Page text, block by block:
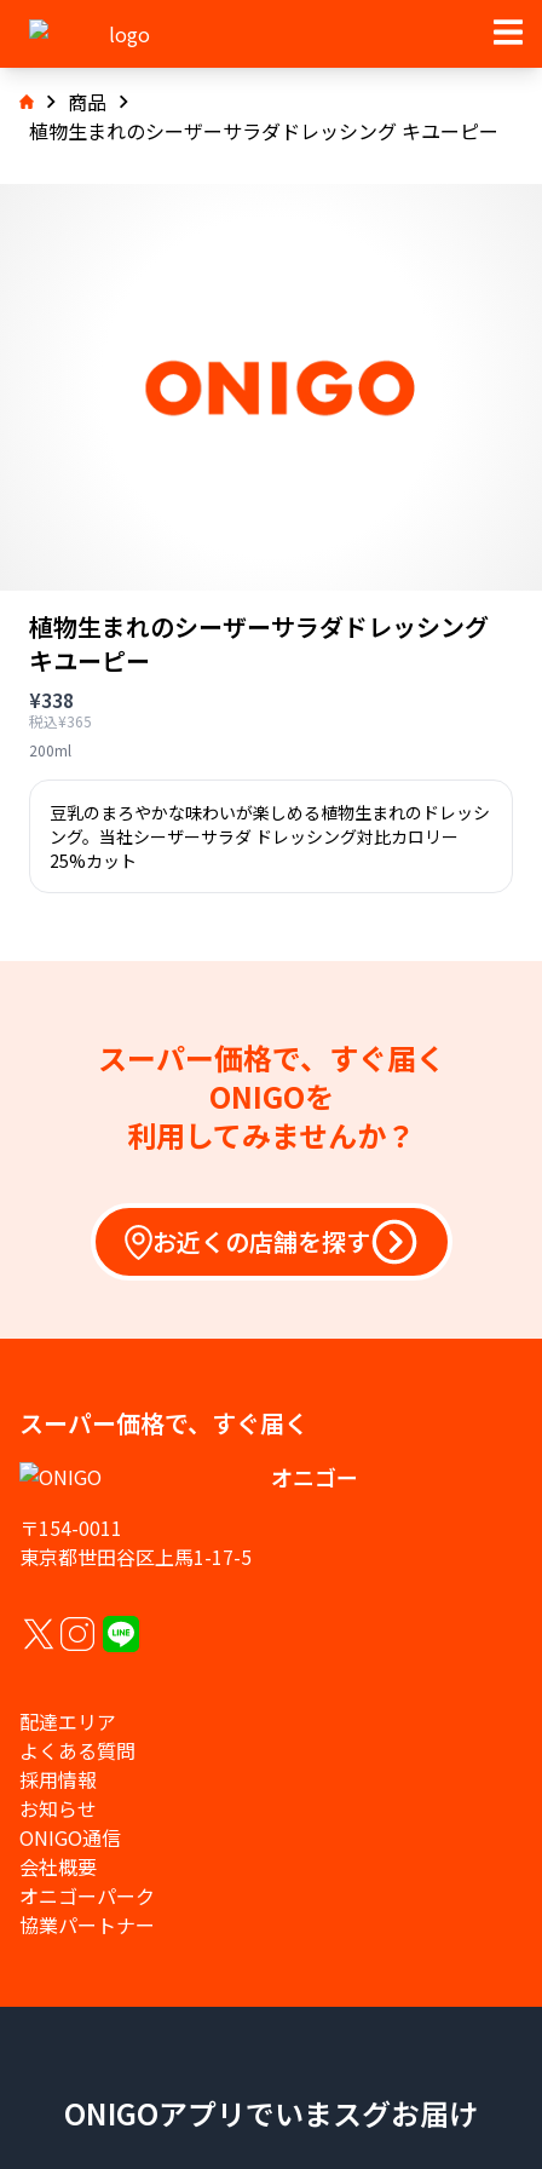
商品
植物生まれのシーザーサラダドレッシング キユーピー
植物生まれのシーザーサラダドレッシング
キユーピー
¥338
税込¥365
200ml
豆乳のまろやかな味わいが楽しめる植物生まれのドレッシ
ング。当社シーザーサラダ ドレッシング対比カロリー
25%カット
スーパー価格で、すぐ届く
ONIGOを
利用してみませんか？
お近くの店舗を探す
スーパー価格で、すぐ届く
オニゴー
〒154-0011
東京都世田谷区上馬1-17-5
配達エリア
よくある質問
採用情報
お知らせ
ONIGO通信
会社概要
オニゴーパーク
協業パートナー
ONIGOアプリでいまスグお届け